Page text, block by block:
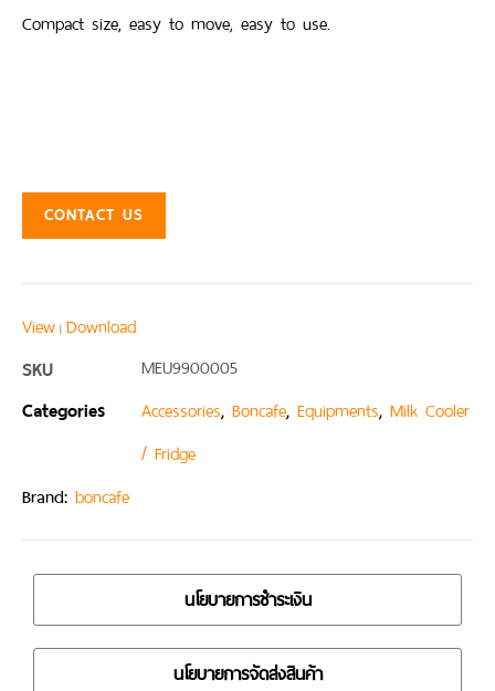
Compact size, easy to move, easy to use.
CONTACT US
View | Download
SKU MEU9900005
Categories Accessories, Boncafe, Equipments, Milk Cooler
/ Fridge
Brand: boncafe
นโยบายการชำระเงิน
นโยบายการจัดส่งสินค้า